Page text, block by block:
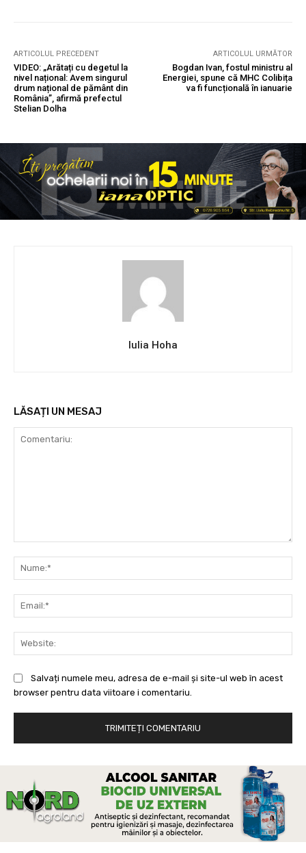
ARTICOLUL PRECEDENT
VIDEO: „Arătați cu degetul la
nivel național: Avem singurul
drum național de pământ din
România”, afirmă prefectul
Stelian Dolha
ARTICOLUL URMĂTOR
Bogdan Ivan, fostul ministru al
Energiei, spune că MHC Colibița
va fi funcțională în ianuarie
Iulia Hoha
LĂSAȚI UN MESAJ
Salvați numele meu, adresa de e-mail și site-ul web în acest
browser pentru data viitoare i comentariu.